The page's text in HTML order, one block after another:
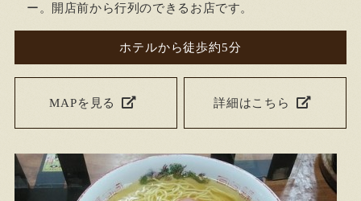
ー。開店前から行列のできるお店です。
ホテルから徒歩約5分
MAPを見る 詳細はこちら